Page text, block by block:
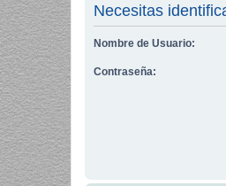
Necesitas
Nombre de Usuario:
Contraseña: